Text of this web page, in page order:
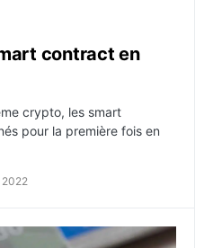
contract en
crypto, les smart
pour la première fois en
2022
se lance dans le Metaverse